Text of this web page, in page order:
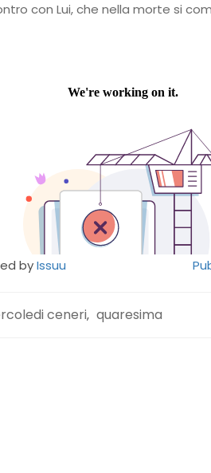
con Lui, che nella morte si
byIssuu
ceneri, quaresima